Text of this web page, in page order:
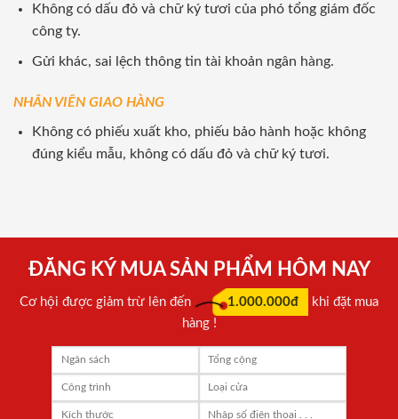
Không có dấu đỏ và chữ ký tươi của phó tổng giám đốc
công ty.
Gửi khác, sai lệch thông tin tài khoản ngân hàng.
NHÂN VIÊN GIAO HÀNG
Không có phiếu xuất kho, phiếu bảo hành hoặc không
đúng kiểu mẫu, không có dấu đỏ và chữ ký tươi.
ĐĂNG KÝ MUA SẢN PHẨM HÔM NAY
Cơ hội được giảm trừ lên đến 1.000.000đ
khi đặt mua
hàng !